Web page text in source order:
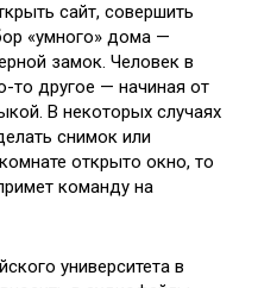
сайт, совершить
«умного» дома —
замок. Человек в
то другое — начиная от
В некоторых случаях
снимок или
открыто окно, то
команду на
университета в